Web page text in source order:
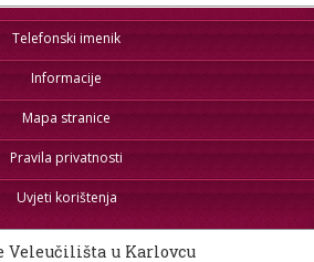
Telefonski imenik
Informacije
Mapa stranice
Pravila privatnosti
Uvjeti korištenja
Veleučilišta u Karlovcu